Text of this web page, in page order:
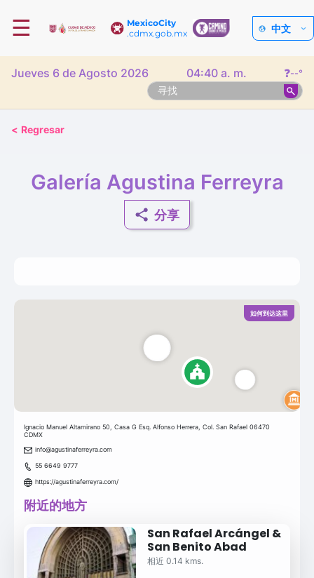
MexicoCity
.cdmx.gob.mx
☰ 中文
Jueves 6 de Agosto 2026 04:40 a. m. ❓--°
< Regresar
Galería Agustina Ferreyra
分享
如何到达这里
Ignacio Manuel Altamirano 50, Casa G Esq. Alfonso Herrera, Col. San Rafael 06470
CDMX
info@agustinaferreyra.com
55 6649 9777
https://agustinaferreyra.com/
附近的地方
San Rafael Arcángel &
San Benito Abad
相近 0.14 kms.